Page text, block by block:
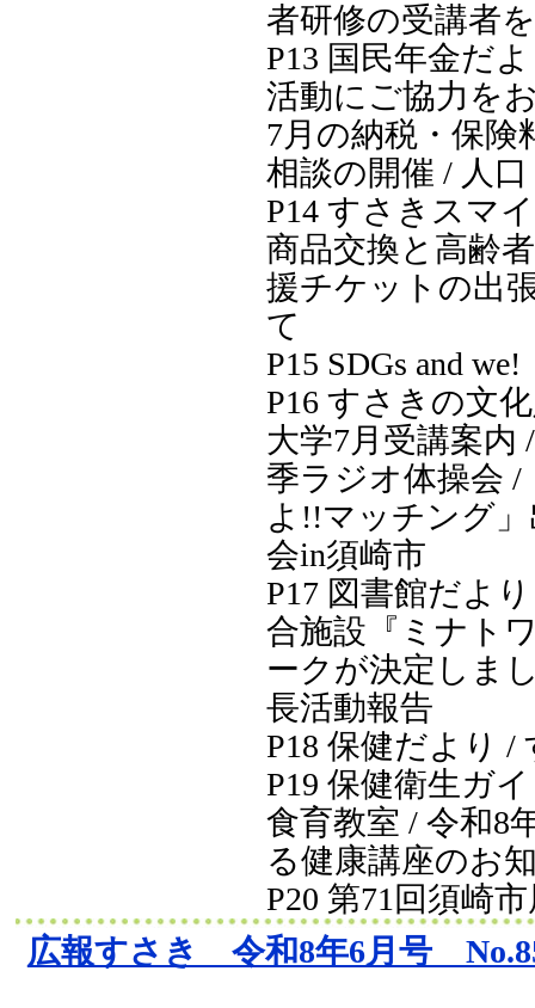
者研修の受講者
P13 国民年金だ
活動にご協力を
7月の納税・保険
相談の開催 / 人
P14 すさきスマ
商品交換と高齢
援チケットの出
て
P15 SDGs and we!
P16 すさきの文
大学7月受講案内
季ラジオ体操会 /
よ!!マッチング
会in須崎市
P17 図書館だよ
合施設『ミナト
ークが決定しま
長活動報告
P18 保健だより /
P19 保健衛生ガ
食育教室 / 令和8
る健康講座のお
P20 第71回須崎
広報すさき 令和8年6月号